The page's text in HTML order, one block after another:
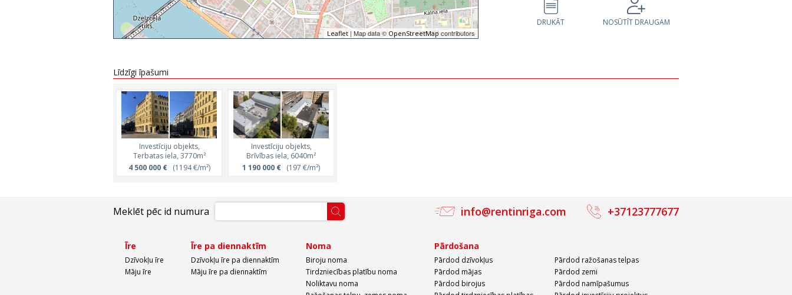
Leaflet| Map data © OpenStreetMap contributors
DRUKĀT NOSŪTĪT DRAUGAM
Līdzīgi īpašumi
Investīciju objekts,
Terbatas iela, 3770m²
4 500 000 €(1194 €/m²)
Investīciju objekts,
Brīvības iela, 6040m²
1 190 000 € (197 €/m²)
Meklēt pēc id numura info@rentinriga.com +37123777677
Īre
Dzīvokļu īre
Māju īre
Īre pa diennaktīm
Dzīvokļu īre pa diennaktīm
Māju īre pa diennaktīm
Noma
Biroju noma
Tirdzniecības platību noma
Noliktavu noma
Pārdošana
Pārdod dzīvokļus
Pārdod mājas
Pārdod birojus
Pārdod ražošanas telpas
Pārdod zemi
Pārdod namīpašumus